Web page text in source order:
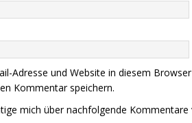
Adresse und Website in diesem
Kommentar speichern.
mich über nachfolgende Kommentare